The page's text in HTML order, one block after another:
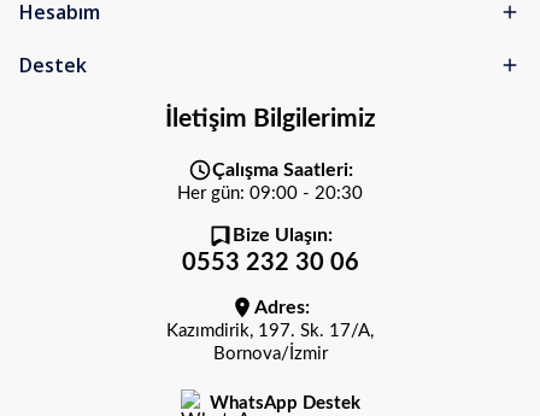
Hesabım
Destek
İletişim Bilgilerimiz
Çalışma Saatleri:
Her gün: 09:00 - 20:30
Bize Ulaşın:
0553 232 30 06
Adres:
Kazımdirik, 197. Sk. 17/A,
Bornova/İzmir
WhatsApp Destek